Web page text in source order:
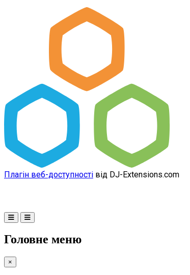
Плагін веб-доступності від DJ-Extensions.com
Головне меню
×